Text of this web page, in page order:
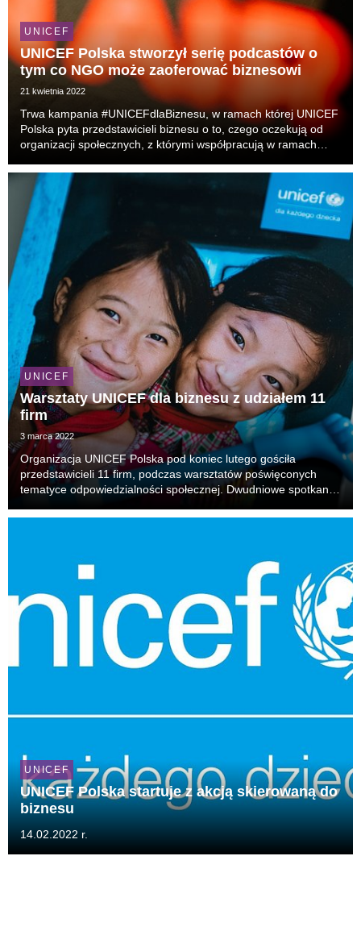
UNICEF
UNICEF Polska stworzył serię podcastów o
tym co NGO może zaoferować biznesowi
21 kwietnia 2022
Trwa kampania #UNICEFdlaBiznesu, w ramach której UNICEF
Polska pyta przedstawicieli biznesu o to, czego oczekują od
organizacji społecznych, z którymi współpracują w ramach
kilkunastu firm. Wspólnie z Voice House i ...
UNICEF
Warsztaty UNICEF dla biznesu z udziałem 11
firm
3 marca 2022
Organizacja UNICEF Polska pod koniec lutego gościła
przedstawicieli 11 firm, podczas warsztatów poświęconych
tematyce odpowiedzialności społecznej. Dwudniowe spotkanie
celem jest wypracowanie nowego podejścia do wspó...
UNICEF
UNICEF Polska startuje z akcją skierowaną do
biznesu
14.02.2022 r.